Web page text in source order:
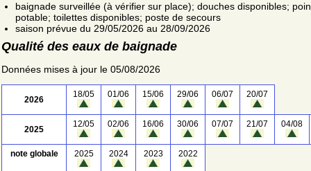
baignade surveillée (à vérifier sur place); douches disponibles;
potable; toilettes disponibles; poste de secours
saison prévue du 29/05/2026 au 28/09/2026
Qualité des eaux de baignade
Données mises à jour le 05/08/2026
2026
18/05 01/06 15/06 29/06 06/07 20/07
2025
12/05 02/06 16/06 30/06 07/07 21/07 04/08
note globale 2025 2024 2023 2022